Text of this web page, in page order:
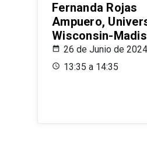
Fernanda Rojas
Ampuero,
Wisconsin-
26 de Junio de 2024
13:35 a 14:35